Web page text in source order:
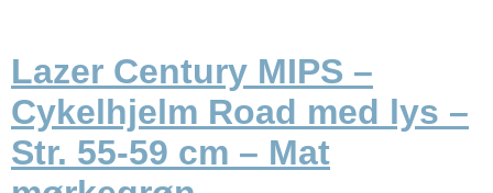
Lazer Century MIPS –
Cykelhjelm Road med lys –
Str. 55-59 cm – Mat